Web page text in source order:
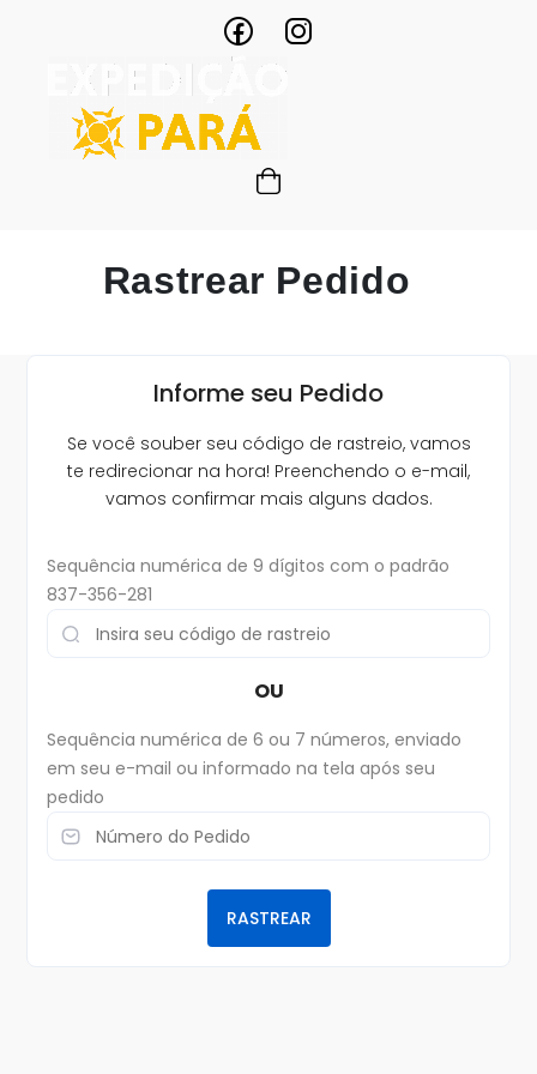
Rastrear Pedido
Informe seu Pedido
Se você souber seu código de rastreio, vamos
te redirecionar na hora! Preenchendo o e-mail,
vamos confirmar mais alguns dados.
Sequência numérica de 9 dígitos com o padrão
837-356-281
OU
Sequência numérica de 6 ou 7 números, enviado
em seu e-mail ou informado na tela após seu
pedido
RASTREAR